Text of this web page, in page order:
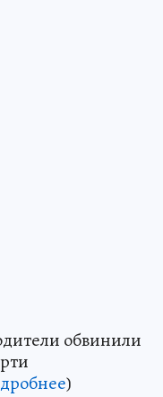
обвинили
)